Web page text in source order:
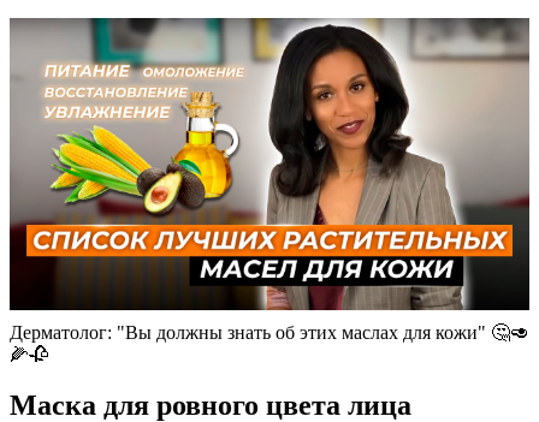
Дерматолог: "Вы должны знать об этих маслах для кожи" 🤔🥑
🌽🥀
Маска для ровного цвета лица